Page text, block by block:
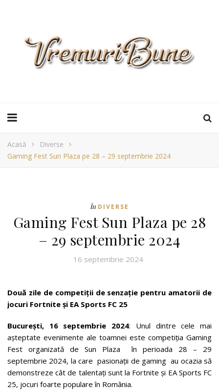
Acasă
Diverse
Gaming Fest Sun Plaza pe 28 – 29 septembrie 2024
În DIVERSE
Gaming Fest Sun Plaza pe 28
– 29 septembrie 2024
16 septembrie 2024
Două zile de competiții de senzație pentru amatorii de
jocuri Fortnite și EA Sports FC 25
București, 16 septembrie 2024: Unul dintre cele mai
așteptate evenimente ale toamnei este competiția Gaming
Fest organizată de Sun Plaza în perioada 28 – 29
septembrie 2024, la care pasionații de gaming au ocazia să
demonstreze cât de talentați sunt la Fortnite și EA Sports FC
25, jocuri foarte populare în România.